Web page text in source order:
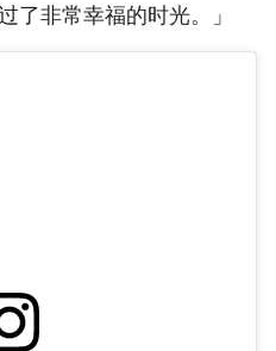
了非常幸福的时光。」